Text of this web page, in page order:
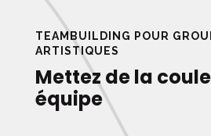
TEAMBUILDING POUR
ARTISTIQUES
Mettez de la
équipe